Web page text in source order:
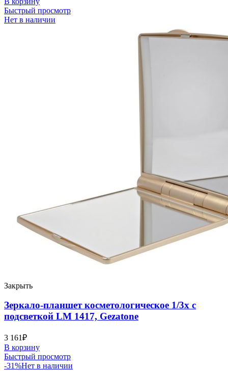
Быстрый просмотр
Нет в наличии
Закрыть
Зеркало-планшет косметологическое 1/3х с
подсветкой LM 1417, Gezatone
3 161₽
В корзину
Быстрый просмотр
-31%Нет в наличии